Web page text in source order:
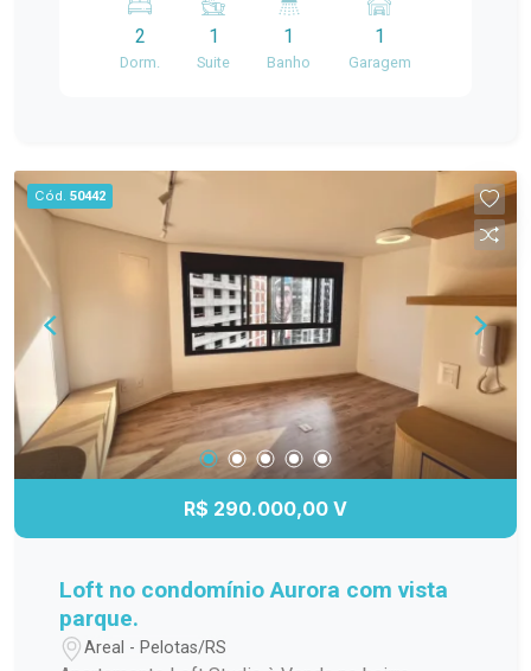
e do Fórum. Com uma sacada charmosa e
churrasqueira, este espaço é perfeito para
receber amigos e familiares em momentos de
comemorações, espaço gourmet para preparar
refeições especiais, quadra poliesportiva para os
amantes de esportes e um playground seguro e
divertido para as crianças. Não perca a chance de
viver em um lugar que une conforto, praticidade e
lazer. Agende sua visita e venha conhecer esse
incrível apartamento!
2
Dorm.
1
Suite
1
Banho
1
Garagem
Cód. 50442
R$ 290.000,00 V
Loft no condomínio Aurora com vista
parque.
Areal - Pelotas/RS